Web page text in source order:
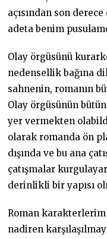
açısından son
adeta benim
Olay örgüsünü
nedensellik bağına
sahnenin, romanın
Olay örgüsünün
yer vermekten
olarak romanda ön
dışında ve bu ana
çatışmalar
derinlikli bir yapısı
Roman karakterlerim
nadiren